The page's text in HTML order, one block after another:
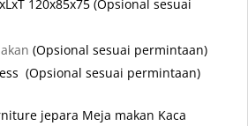
120x85x75 (Opsional sesuai
(Opsional sesuai permintaan)
(Opsional sesuai permintaan)
jepara Meja makan Kaca